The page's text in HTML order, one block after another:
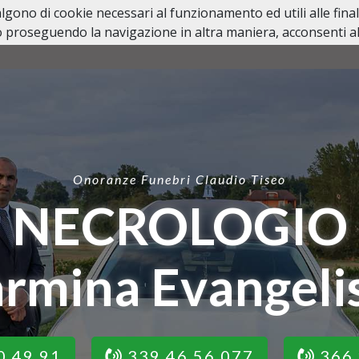
HOME NECROLOGI LUTTI PERSONAGGI
Onoranze Funebri Claudio Tiseo
NECROLOGIO
di cookie necessari al funzionamento ed utili alle
la navigazione in altra maniera, acconsenti